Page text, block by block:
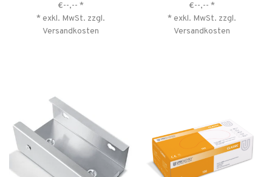
€--,-- *
* exkl. MwSt. zzgl.
Versandkosten
€--,-- *
* exkl. MwSt. zzgl.
Versandkosten